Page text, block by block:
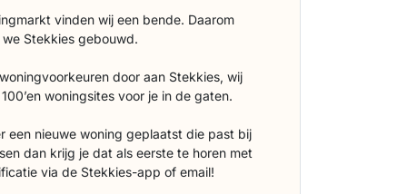
vinden wij een bende. Daarom
Stekkies gebouwd.
door aan Stekkies, wij
woningsites voor je in de gaten.
een nieuwe woning geplaatst die past bij
dan krijg je dat als eerste te horen met
via de Stekkies-app of email!